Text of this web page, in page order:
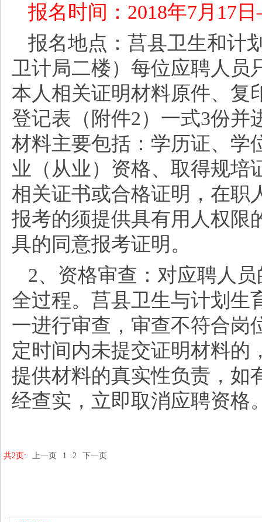
报名时间： 2018年7月17
报名地点：莒县卫生和计
卫计局二楼）每位应聘人员
本人相关证明材料原件、复
登记表（附件2）一式3份并
材料主要包括：学历证、学
业（从业）资格、取得规培
相关证书或合格证明，在职
报考的须提供具有用人权限
具的同意报考证明。
2、资格审查：对应聘人
全过程。莒县卫生与计划生
一进行审查，审查不符合岗
定时间内未提交证明材料的
提供材料的真实性负责，如
经查实，立即取消应聘资格
共2页: 上一页 1 2 下一页